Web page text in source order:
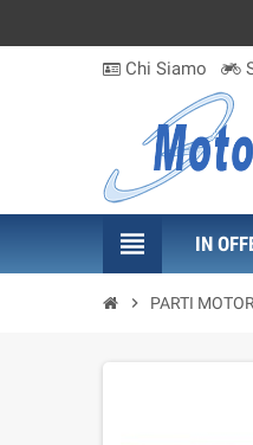
Chi Siamo
view_headline IN
chevron_right PARTI